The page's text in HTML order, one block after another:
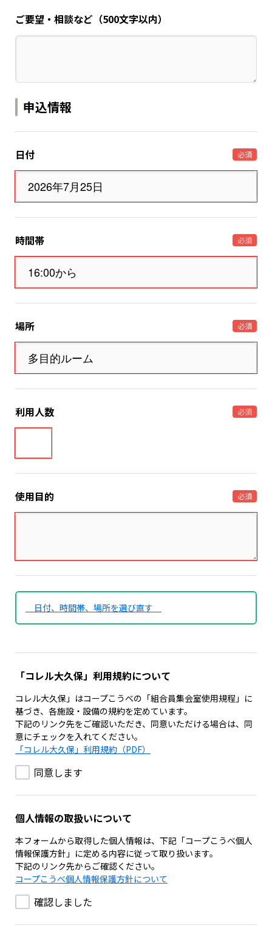
ご要望・相談など（500文字以内）
申込情報
日付 必須
時間帯 必須
場所 必須
利用人数 必須
使用目的 必須
日付、時間帯、場所を選び直す
「コレル大久保」利用規約について
コレル大久保」はコープこうべの「組合員集会室使用規程」に
基づき、各施設・設備の規約を定めています。
下記のリンク先をご確認いただき、同意いただける場合は、同
意にチェックを入れてください。
「コレル大久保」利用規約（PDF）
同意します
個人情報の取扱いについて
本フォームから取得した個人情報は、下記「コープこうべ個人
情報保護方針」に定める内容に従って取り扱います。
下記のリンク先からご確認ください。
コープこうべ個人情報保護方針について
確認しました